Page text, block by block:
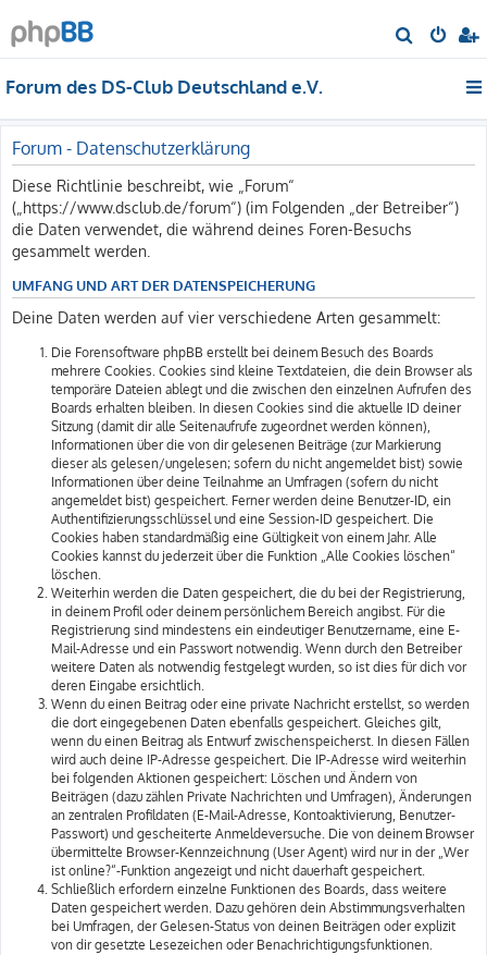
u
Forum des DS-Club Deutschland e.V.
Forum - Datenschutzerklärung
Diese Richtlinie beschreibt, wie „Forum“
(„https://www.dsclub.de/forum“) (im Folgenden „der Betreiber“)
die Daten verwendet, die während deines Foren-Besuchs
gesammelt werden.
UMFANG UND ART DER DATENSPEICHERUNG
Deine Daten werden auf vier verschiedene Arten gesammelt:
Die Forensoftware phpBB erstellt bei deinem Besuch des Boards
mehrere Cookies. Cookies sind kleine Textdateien, die dein Browser als
temporäre Dateien ablegt und die zwischen den einzelnen Aufrufen des
Boards erhalten bleiben. In diesen Cookies sind die aktuelle ID deiner
Sitzung (damit dir alle Seitenaufrufe zugeordnet werden können),
Informationen über die von dir gelesenen Beiträge (zur Markierung
dieser als gelesen/ungelesen; sofern du nicht angemeldet bist) sowie
Informationen über deine Teilnahme an Umfragen (sofern du nicht
angemeldet bist) gespeichert. Ferner werden deine Benutzer-ID, ein
Authentifizierungsschlüssel und eine Session-ID gespeichert. Die
Cookies haben standardmäßig eine Gültigkeit von einem Jahr. Alle
Cookies kannst du jederzeit über die Funktion „Alle Cookies löschen“
löschen.
Weiterhin werden die Daten gespeichert, die du bei der Registrierung,
in deinem Profil oder deinem persönlichem Bereich angibst. Für die
Registrierung sind mindestens ein eindeutiger Benutzername, eine E-
Mail-Adresse und ein Passwort notwendig. Wenn durch den Betreiber
weitere Daten als notwendig festgelegt wurden, so ist dies für dich vor
deren Eingabe ersichtlich.
Wenn du einen Beitrag oder eine private Nachricht erstellst, so werden
die dort eingegebenen Daten ebenfalls gespeichert. Gleiches gilt,
wenn du einen Beitrag als Entwurf zwischenspeicherst. In diesen Fällen
wird auch deine IP-Adresse gespeichert. Die IP-Adresse wird weiterhin
bei folgenden Aktionen gespeichert: Löschen und Ändern von
Beiträgen (dazu zählen Private Nachrichten und Umfragen), Änderungen
an zentralen Profildaten (E-Mail-Adresse, Kontoaktivierung, Benutzer-
Passwort) und gescheiterte Anmeldeversuche. Die von deinem Browser
übermittelte Browser-Kennzeichnung (User Agent) wird nur in der „Wer
ist online?“-Funktion angezeigt und nicht dauerhaft gespeichert.
Schließlich erfordern einzelne Funktionen des Boards, dass weitere
Daten gespeichert werden. Dazu gehören dein Abstimmungsverhalten
bei Umfragen, der Gelesen-Status von deinen Beiträgen oder explizit
von dir gesetzte Lesezeichen oder Benachrichtigungsfunktionen.